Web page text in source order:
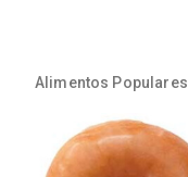
Alimentos Populares